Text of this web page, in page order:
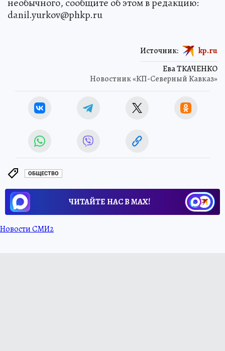
danil.yurkov@phkp.ru
Ева ТКАЧЕНКО
Новостник «КП-Северный Кавказ»
Источник: kp.ru
ОБЩЕСТВО
ЧИТАЙТЕ НАС В МАХ!
Новости СМИ2